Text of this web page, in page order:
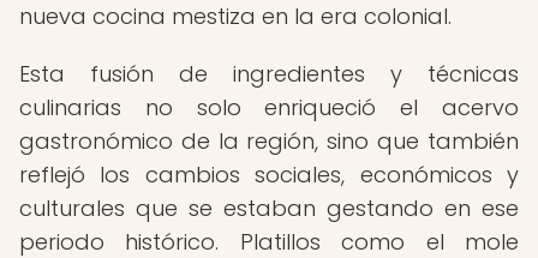
nueva cocina mestiza en la era colonial.
Esta fusión de ingredientes y técnicas
culinarias no solo enriqueció el acervo
gastronómico de la región, sino que también
reflejó los cambios sociales, económicos y
culturales que se estaban gestando en ese
periodo histórico. Platillos como el mole